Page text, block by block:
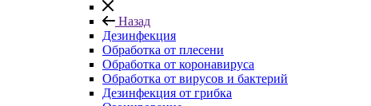
Назад
Дезинфекция
Обработка от плесени
Обработка от коронавируса
Обработка от вирусов и бактерий
Дезинфекция от грибка